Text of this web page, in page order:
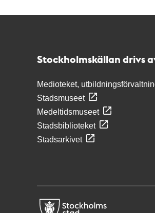
Stockholmskällan drivs
Medioteket,
Stadsmuseet
Medeltidsmuseet
Stadsbiblioteket
Stadsarkivet